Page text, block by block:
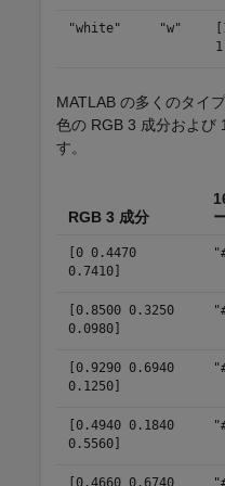
"white" "w"
MATLAB の多くのタイ
色の RGB 3 成分および
す。
RGB 3 成分
[0 0.4470
0.7410]
[0.8500 0.3250
0.0980]
[0.9290 0.6940
0.1250]
[0.4940 0.1840
0.5560]
[0.4660 0.6740